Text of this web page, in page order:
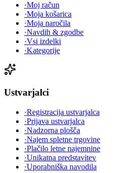
·Moj račun
·Moja košarica
·Moja naročila
·Navdih & zgodbe
·Vsi izdelki
·Kategorije
Ustvarjalci
·Registracija ustvarjalca
·Prijava ustvarjalca
·Nadzorna plošča
·Najem spletne trgovine
·Plačilo letne najemnine
·Unikatna predstavitev
·Uporabniška navodila